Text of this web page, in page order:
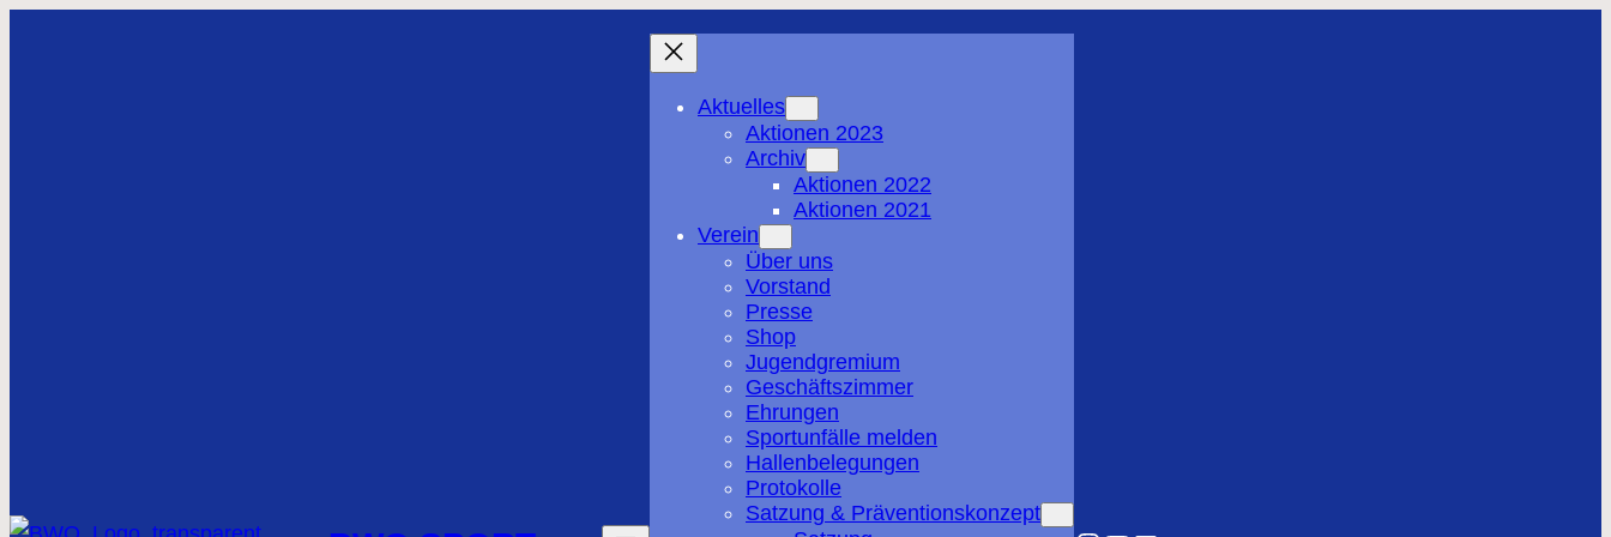
Aktuelles
Aktionen 2023
Archiv
Aktionen 2022
Aktionen 2021
Verein
Über uns
Vorstand
Presse
Shop
Jugendgremium
Geschäftszimmer
Ehrungen
Sportunfälle melden
Hallenbelegungen
Protokolle
Satzung & Präventionskonzept